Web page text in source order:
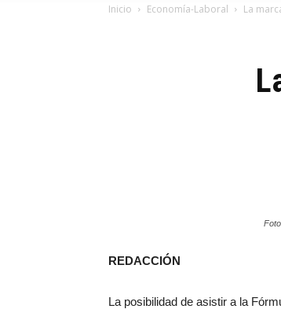
Inicio Economía-Laboral La
REDACCIÓN
La posibilidad de asistir a la